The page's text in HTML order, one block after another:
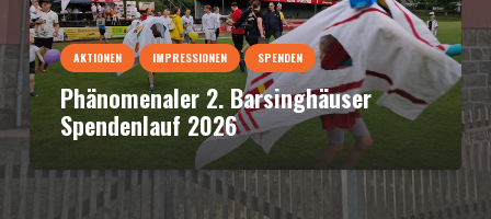
AKTIONEN IMPRESSIONEN SPENDEN
Phänomenaler 2. Barsinghäuser
Spendenlauf 2026